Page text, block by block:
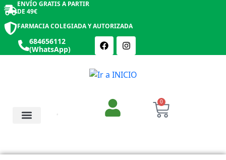
ENVÍO GRATIS A PARTIR
DE 49€
FARMACIA COLEGIADA Y AUTORIZADA
684656112
(WhatsApp)
0